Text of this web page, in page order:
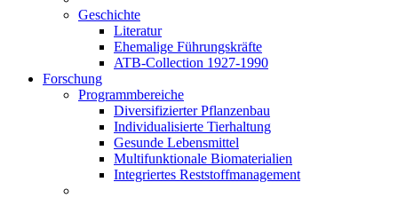
Geschichte
Literatur
Ehemalige Führungskräfte
ATB-Collection 1927-1990
Forschung
Programmbereiche
Diversifizierter Pflanzenbau
Individualisierte Tierhaltung
Gesunde Lebensmittel
Multifunktionale Biomaterialien
Integriertes Reststoffmanagement